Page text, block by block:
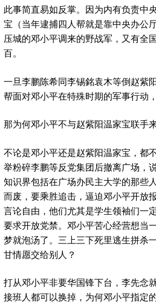
此事简直易如反掌。因为内有负责中
宝（当年逮捕四人帮就是靠中央办公
压城的邓小平调来的野战军，又有全
百。
一旦李鹏陈希同李锡銘袁木等倒赵紫
帮面对邓小平在特殊时期的军事行动
那为何邓小平不与赵紫阳温家宝联手
不论是邓小平还是赵紫阳温家宝，都
举粉碎李鹏等反党集团后撤离广场，
知识界包括在广场办民主大学的那些
而废，要乘胜追击，逼迫邓小平开放
言论自由，他们尤其是学生领袖们一
要求开放党禁。邓小平苦心经营想当
梦就泡汤了。三上三下死里逃生拼杀
甘情愿交给别人？
打从邓小平非要华国锋下台，李先念
接班人都可以换掉，为何邓小平指定